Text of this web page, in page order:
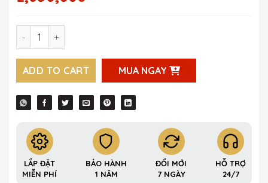
Khóa vân tay chống nước mở qua app Krass K250 Plus
ADD TO CART MUA NGAY
LẮP ĐẶT
MIỄN PHÍ
BẢO HÀNH
1 NĂM
ĐỔI MỚI
7 NGÀY
HỖ TRỢ
24/7